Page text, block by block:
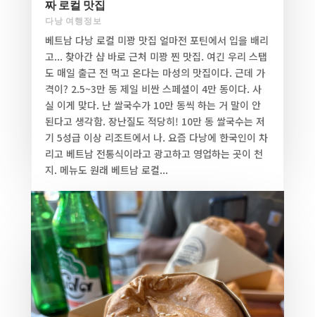
짜 로컬 맛집
다낭 여행정보
베트남 다낭 로컬 미꽝 맛집 얼마전 포틴에서 입을 배리
고... 찾아간 샵 바로 근처 미꽝 찐 맛집. 여긴 우리 스탭
도 매일 출근 전 먹고 온다는 마성의 맛집이다. 근데 가
격이? 2.5~3만 동 제일 비싼 스페셜이 4만 동이다. 사
실 이게 맞다. 난 쌀국수가 10만 동씩 하는 거 말이 안
된다고 생각함. 장난질도 적당히! 10만 동 쌀국수는 저
기 5성급 이상 리조트에서 나. 요즘 다낭에 한국인이 차
리고 베트남 전통식이라고 광고하고 영업하는 곳이 천
지. 메뉴도 원래 베트남 로컬...